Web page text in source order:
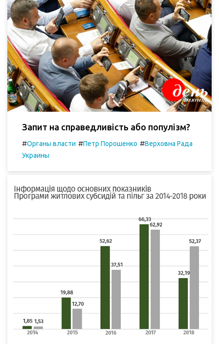
Запит на справедливість або популізм?
#Органы власти #Петр Порошенко #Верховна Рада
Украины